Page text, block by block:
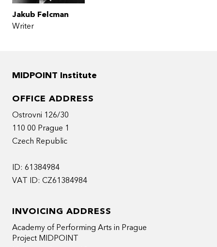
Jakub Felcman
Writer
MIDPOINT Institute
OFFICE ADDRESS
Ostrovni 126/30
110 00 Prague 1
Czech Republic
ID: 61384984
VAT ID: CZ61384984
INVOICING ADDRESS
Academy of Performing Arts in Prague
Project MIDPOINT